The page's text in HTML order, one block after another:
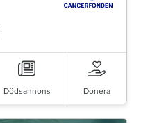
Dödsannons Donera